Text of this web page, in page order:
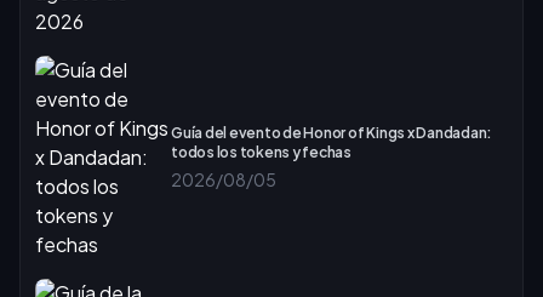
Guía del evento de Honor of Kings x Dandadan:
todos los tokens y fechas
2026/08/05